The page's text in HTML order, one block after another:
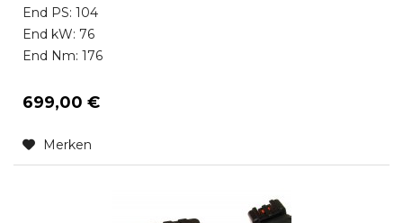
End PS: 104
End kW: 76
End Nm: 176
699,00 €
Merken